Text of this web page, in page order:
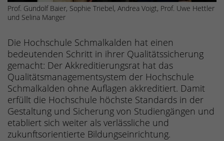
Prof. Gundolf Baier, Sophie Triebel, Andrea Voigt, Prof. Uwe Hettler
und Selina Manger
Die Hochschule Schmalkalden hat einen
bedeutenden Schritt in ihrer Qualitätssicherung
gemacht: Der Akkreditierungsrat hat das
Qualitätsmanagementsystem der Hochschule
Schmalkalden ohne Auflagen akkreditiert. Damit
erfüllt die Hochschule höchste Standards in der
Gestaltung und Sicherung von Studiengängen und
etabliert sich weiter als verlässliche und
zukunftsorientierte Bildungseinrichtung.